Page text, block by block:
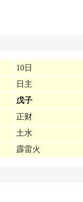
10日
日主
戊子
正财
土水
霹雷火